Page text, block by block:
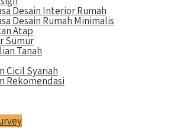
Desain Interior Rumah
Desain Rumah Minimalis
Atap
Sumur
Tanah
Cicil Syariah
Rekomendasi